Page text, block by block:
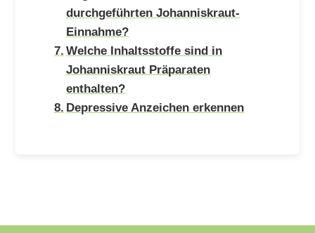
durchgeführten Johanniskraut-
Einnahme?
Welche Inhaltsstoffe sind in
Johanniskraut Präparaten
enthalten?
Depressive Anzeichen erkennen